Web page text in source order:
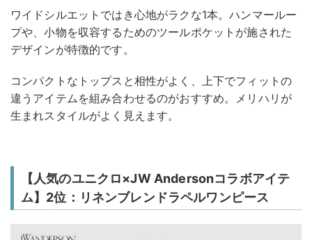
ワイドシルエットではき心地がラクな1本。ハンマールー
プや、小物を収容するためのツールポケットが施された
デザインが特徴的です。
コンパクトなトップスと相性がよく、上下でフィットの
違うアイテムを組み合わせるのがおすすめ。メリハリが
生まれスタイルがよく見えます。
【人気のユニクロ×JW Andersonコラボアイテ
ム】2位：リネンブレンドラペルワンピース